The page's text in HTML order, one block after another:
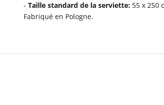
- Taille standard de la serviette: 55 x 250
Fabriqué en Pologne.